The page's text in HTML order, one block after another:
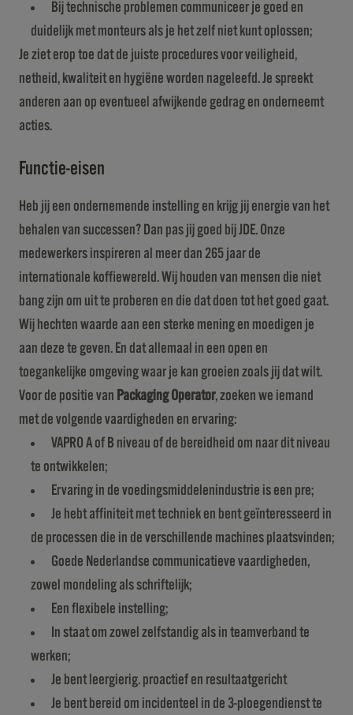
Bij technische problemen communiceer je goed en
duidelijk met monteurs als je het zelf niet kunt oplossen;
Je ziet erop toe dat de juiste procedures voor veiligheid,
netheid, kwaliteit en hygiëne worden nageleefd. Je spreekt
anderen aan op eventueel afwijkende gedrag en onderneemt
acties.
Functie-eisen
Heb jij een ondernemende instelling en krijg jij energie van het
behalen van successen? Dan pas jij goed bij JDE. Onze
medewerkers inspireren al meer dan 265 jaar de
internationale koffiewereld. Wij houden van mensen die niet
bang zijn om uit te proberen en die dat doen tot het goed gaat.
Wij hechten waarde aan een sterke mening en moedigen je
aan deze te geven. En dat allemaal in een open en
toegankelijke omgeving waar je kan groeien zoals jij dat wilt.
Voor de positie van Packaging Operator, zoeken we iemand
met de volgende vaardigheden en ervaring:
VAPRO A of B niveau of de bereidheid om naar dit niveau
te ontwikkelen;
Ervaring in de voedingsmiddelenindustrie is een pre;
Je hebt affiniteit met techniek en bent geïnteresseerd in
de processen die in de verschillende machines plaatsvinden;
Goede Nederlandse communicatieve vaardigheden,
zowel mondeling als schriftelijk;
Een flexibele instelling;
In staat om zowel zelfstandig als in teamverband te
werken;
Je bent leergierig. proactief en resultaatgericht
Je bent bereid om incidenteel in de 3-ploegendienst te